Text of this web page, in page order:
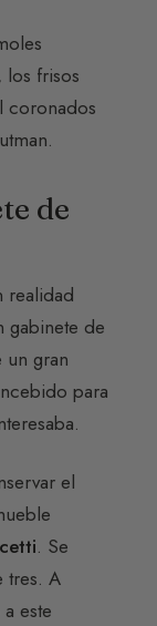
los frisos
coronados
de
realidad
gabinete de
gran
para
el
. Se
tres. A
este